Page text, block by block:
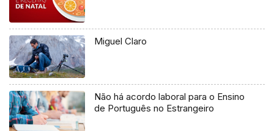
Miguel Claro
Não há acordo laboral para o Ensino
de Português no Estrangeiro